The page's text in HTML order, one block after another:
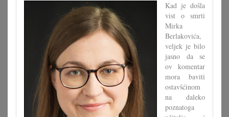
Kad je došla
vist o smrti
Mirka
Berlakovića,
veljek je bilo
jasno da se
ov komentar
mora baviti
ostavšćinom
na daleko
poznatoga